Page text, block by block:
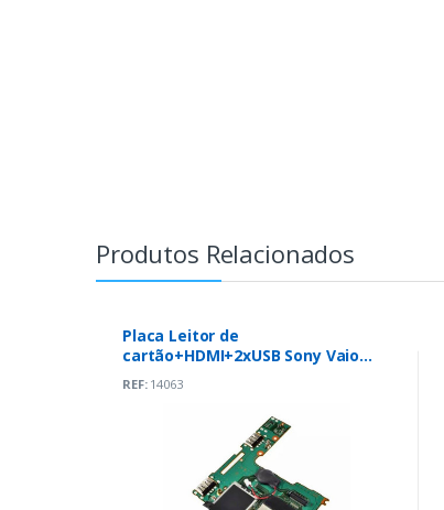
Produtos Relacionados
Placa Leitor de
cartão+HDMI+2xUSB Sony Vaio
VPCZ1 Series (1-881-480-11)
REF:14063